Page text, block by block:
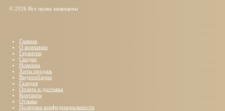
© 2026 Все права защищены
Главная
О компании
Гарантии
Скидки
Новинки
Хиты продаж
Видеообзоры
Галерея
Оплата и доставка
Контакты
Отзывы
Политика конфиденциальности